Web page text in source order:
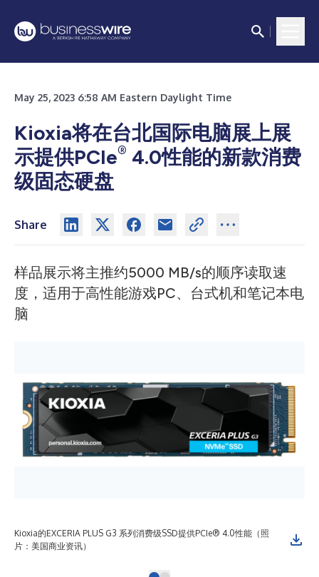
May 25, 2023 6:58 AM Eastern Daylight Time
Kioxia将在台北国际电脑展上展
示提供PCIe® 4.0性能的新款消费
级固态硬盘
Share
样品展示将主推约5000 MB/s的顺序读取速
度，适用于高性能游戏PC、台式机和笔记本电
脑
Kioxia的EXCERIA PLUS G3 系列消费级SSD提供PCIe® 4.0性能（照
片：美国商业资讯）